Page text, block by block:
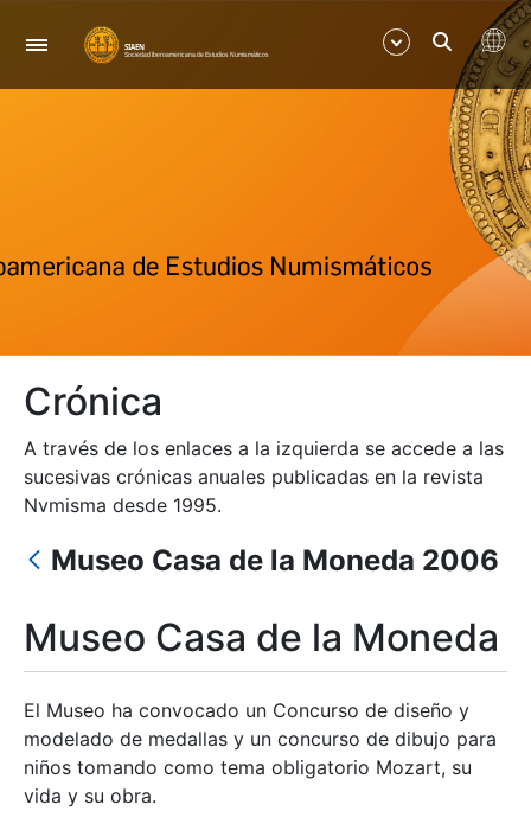
Navegación
Mostrar/Ocultar
Mostrar/Ocultar
Mostrar/Ocultar
Crónica
A través de los enlaces a la izquierda se accede a las
sucesivas crónicas anuales publicadas en la revista
Nvmisma desde 1995.
Museo Casa de la Moneda 2006
Museo Casa de la Moneda
El Museo ha convocado un Concurso de diseño y
modelado de medallas y un concurso de dibujo para
niños tomando como tema obligatorio Mozart, su
vida y su obra.